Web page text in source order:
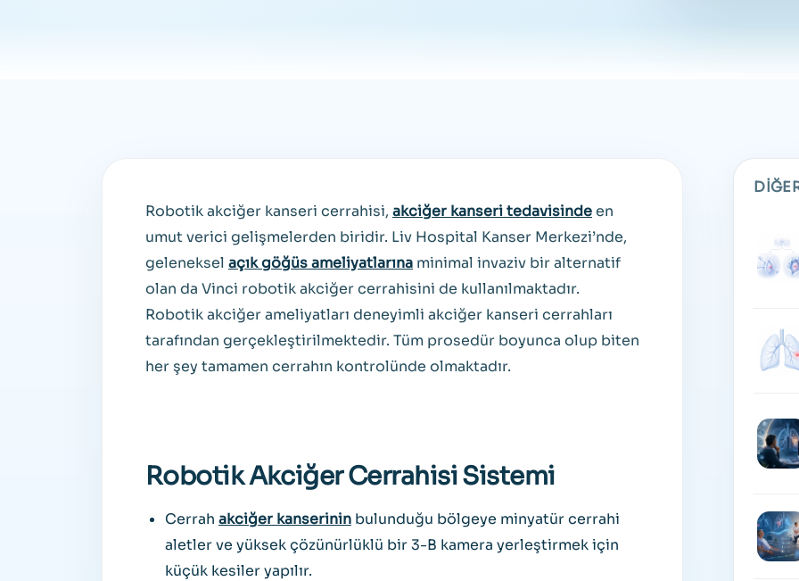
Robotik akciğer kanseri cerrahisi, akciğer kanseri tedavisindeen
umut verici gelişmelerden biridir. Liv Hospital Kanser Merkezi’nde,
geleneksel açık göğüs ameliyatlarına minimal invaziv bir alternatif
olan da Vinci robotik akciğer cerrahisini de kullanılmaktadır.
Robotik akciğer ameliyatları deneyimli akciğer kanseri cerrahları
tarafından gerçekleştirilmektedir. Tüm prosedür boyunca olup biten
her şey tamamen cerrahın kontrolünde olmaktadır.
Robotik Akciğer Cerrahisi Sistemi
Cerrah akciğer kanserinin bulunduğu bölgeye minyatür cerrahi
aletler ve yüksek çözünürlüklü bir 3-B kamera yerleştirmek için
küçük kesiler yapılır.